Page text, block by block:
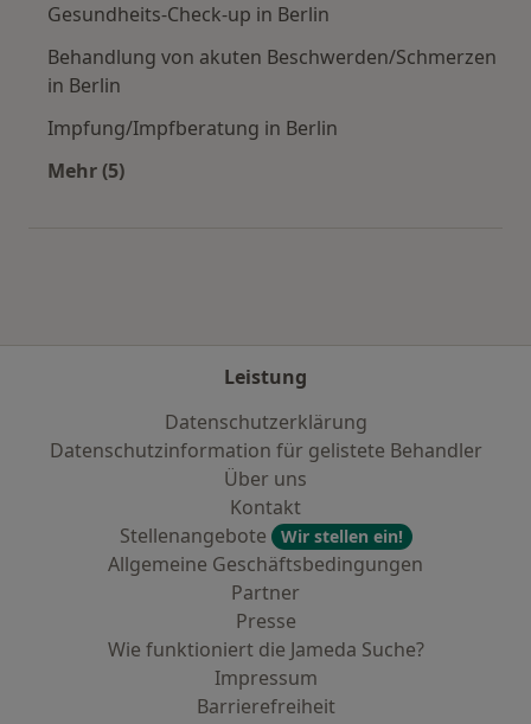
Gesundheits-Check-up in Berlin
Behandlung von akuten Beschwerden/Schmerzen
in Berlin
Impfung/Impfberatung in Berlin
Mehr (5)
Leistung
Datenschutzerklärung
Datenschutzinformation für gelistete Behandler
Über uns
Kontakt
Stellenangebote
Wir stellen ein!
Allgemeine Geschäftsbedingungen
Partner
Presse
Wie funktioniert die Jameda Suche?
Impressum
Barrierefreiheit